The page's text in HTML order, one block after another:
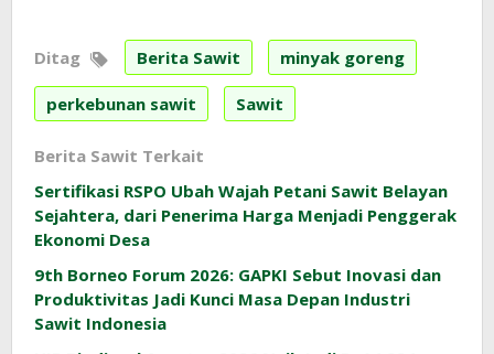
Ditag Berita Sawit minyak goreng
perkebunan sawit Sawit
Berita Sawit Terkait
Sertifikasi RSPO Ubah Wajah Petani Sawit Belayan
Sejahtera, dari Penerima Harga Menjadi Penggerak
Ekonomi Desa
9th Borneo Forum 2026: GAPKI Sebut Inovasi dan
Produktivitas Jadi Kunci Masa Depan Industri
Sawit Indonesia